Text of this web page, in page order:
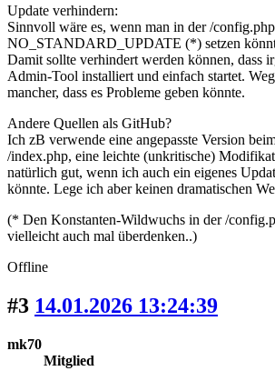
Update verhindern:
Sinnvoll wäre es, wenn man in der /
NO_STANDARD_UPDATE (*) setzen
Damit sollte verhindert werden können, dass
Admin-Tool installiert und einfach startet.
mancher, dass es Probleme geben könnte.
Andere Quellen als GitHub?
Ich zB verwende eine angepasste Version
/index.php, eine leichte (unkritische)
natürlich gut, wenn ich auch ein eigenes
könnte. Lege ich aber keinen dramatischen
(* Den Konstanten-Wildwuchs in der /
vielleicht auch mal überdenken..)
Offline
#3 14.01.2026 13:24:39
mk70
Mitglied